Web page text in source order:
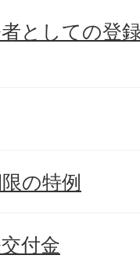
としての登
の特例
付金